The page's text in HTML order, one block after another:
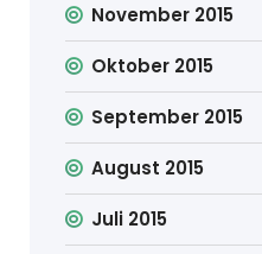
November 2015
Oktober 2015
September 2015
August 2015
Juli 2015